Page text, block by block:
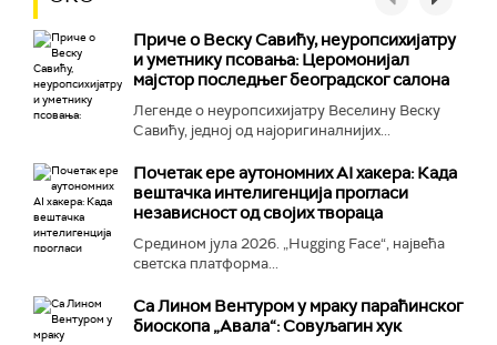
Приче о Веску Савићу, неуропсихијатру
и уметнику псовања: Церомонијал
мајстор последњег београдског салона
Легенде о неуропсихијатру Веселину Веску
Савићу, једној од најоригиналнијих...
Почетак ере аутономних AI хакера: Када
вештачка интелигенција прогласи
независност од својих твораца
Средином јула 2026. „Hugging Face“, највећа
светска платформа...
Са Лином Вентуром у мраку параћинског
биоскопа „Авала“: Совуљагин хук